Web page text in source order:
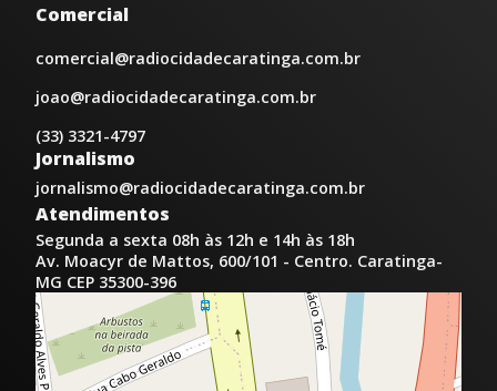
Comercial
comercial@radiocidadecaratinga.com.br
joao@radiocidadecaratinga.com.br
(33) 3321-4797
Jornalismo
jornalismo@radiocidadecaratinga.com.br
Atendimentos
Segunda a sexta 08h às 12h e 14h às 18h
Av. Moacyr de Mattos, 600/101 - Centro. Caratinga-
MG CEP 35300-396